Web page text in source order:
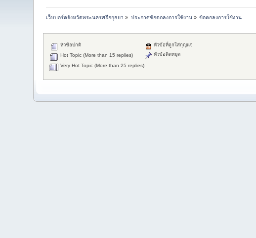
เว็บบอร์ดจังหวัดพระนครศรีอยุธยา » ประกาศข้อตกลงการใช้งาน» ข้อตกลงการใช้งาน
หัวข้อปกติ
Hot Topic (More than 15 replies)
Very Hot Topic (More than 25 replies)
หัวข้อที่ถูกใส่กุญแจ
หัวข้อติดหมุด